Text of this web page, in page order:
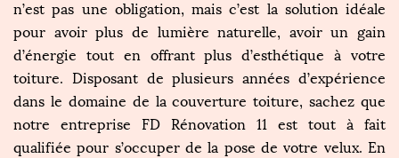
n’est pas une obligation, mais c’est la solution idéale
pour avoir plus de lumière naturelle, avoir un gain
d’énergie tout en offrant plus d’esthétique à votre
toiture. Disposant de plusieurs années d’expérience
dans le domaine de la couverture toiture, sachez que
notre entreprise FD Rénovation 11 est tout à fait
qualifiée pour s’occuper de la pose de votre velux. En